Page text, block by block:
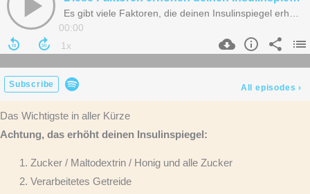
Das Wichtigste in aller Kürze
Achtung, das erhöht deinen Insulinspiegel:
Zucker / Maltodextrin / Honig und alle Zucker
Verarbeitetes Getreide